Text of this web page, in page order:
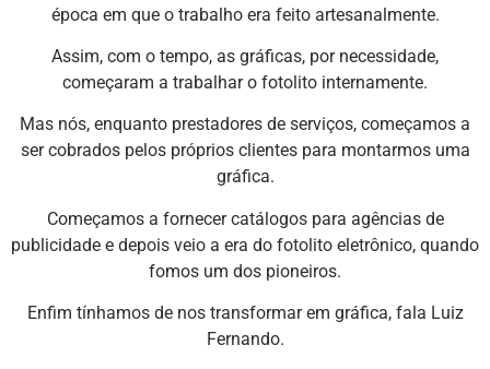
época em que o trabalho era feito artesanalmente.
Assim, com o tempo, as gráficas, por necessidade,
começaram a trabalhar o fotolito internamente.
Mas nós, enquanto prestadores de serviços, começamos a
ser cobrados pelos próprios clientes para montarmos uma
gráfica.
Começamos a fornecer catálogos para agências de
publicidade e depois veio a era do fotolito eletrônico, quando
fomos um dos pioneiros.
Enfim tínhamos de nos transformar em gráfica, fala Luiz
Fernando.